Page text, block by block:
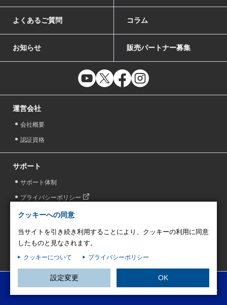
クッキーへの同意
当サイトを引き続き利用することにより、クッキーの利用に同意
したものと見なされます。
クッキーについて プライバシーポリシー
設定変更 OK
よくあるご質問 コラム
お知らせ 販売パートナー募集
運営会社
会社概要
認証資格
サポート
サポート体制
プライバシーポリシー
外部連携機能の規約及びプライバシーポリシー
情報セキュリティ方針
クッキーポリシー
クッキー設定変更
資料ダウンロード